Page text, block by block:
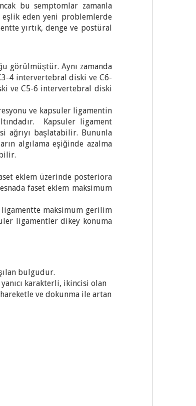
bu semptomlar zamanla
eşlik eden yeni problemlerde
yırtık, denge ve postüral
görülmüştür. Aynı zamanda
4 intervertebral diski ve C6-
ve C5-6 intervertebral diski
ve kapsuler ligamentin
Kapsuler ligament
ağrıyı başlatabilir. Bununla
algılama eşiğinde azalma
eklem üzerinde posteriora
faset eklem maksimum
ligamentte maksimum gerilim
ligamentler dikey konuma
bulgudur.
karakterli, ikincisi olan
ve dokunma ile artan